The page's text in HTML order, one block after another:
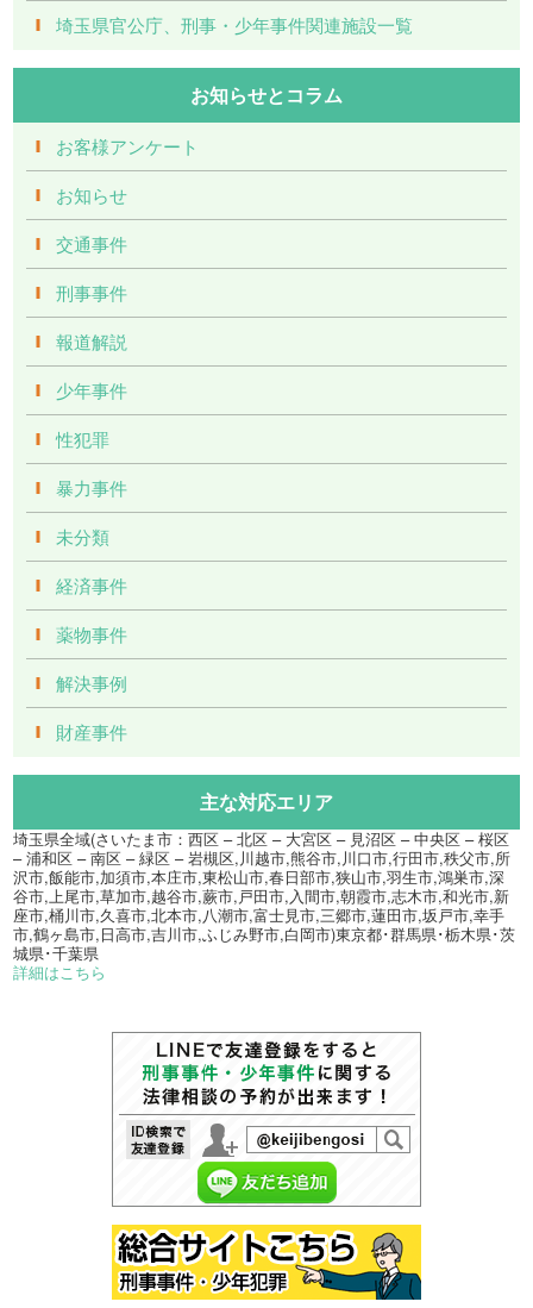
埼玉県官公庁、刑事・少年事件関連施設一覧
お知らせとコラム
お客様アンケート
お知らせ
交通事件
刑事事件
報道解説
少年事件
性犯罪
暴力事件
未分類
経済事件
薬物事件
解決事例
財産事件
主な対応エリア
埼玉県全域(さいたま市：西区 – 北区 – 大宮区 – 見沼区 – 中央区 – 桜区
– 浦和区 – 南区 – 緑区 – 岩槻区,川越市,熊谷市,川口市,行田市,秩父市,所
沢市,飯能市,加須市,本庄市,東松山市,春日部市,狭山市,羽生市,鴻巣市,深
谷市,上尾市,草加市,越谷市,蕨市,戸田市,入間市,朝霞市,志木市,和光市,新
座市,桶川市,久喜市,北本市,八潮市,富士見市,三郷市,蓮田市,坂戸市,幸手
市,鶴ヶ島市,日高市,吉川市,ふじみ野市,白岡市)東京都･群馬県･栃木県･茨
城県･千葉県
詳細はこちら